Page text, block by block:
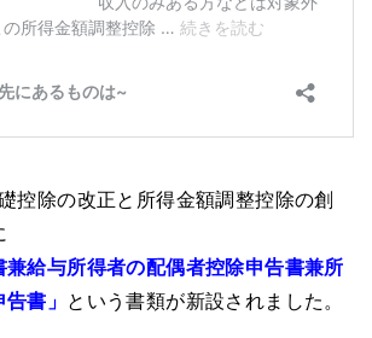
控除の改正と所得金額調整控除の創
兼給与所得者の配偶者控除申告書兼所
書」 という書類が新設されました。